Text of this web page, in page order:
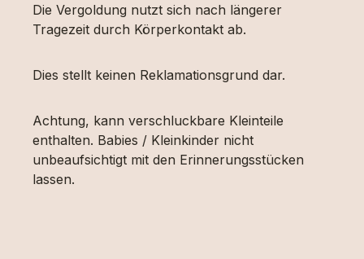
Die Vergoldung nutzt sich nach längerer
Tragezeit durch Körperkontakt ab.
Dies stellt keinen Reklamationsgrund dar.
Achtung, kann verschluckbare Kleinteile
enthalten. Babies / Kleinkinder nicht
unbeaufsichtigt mit den Erinnerungsstücken
lassen.